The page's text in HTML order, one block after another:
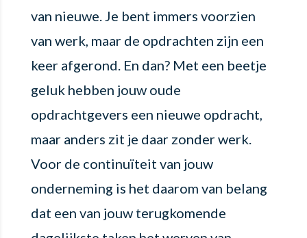
van nieuwe. Je bent immers voorzien
van werk, maar de opdrachten zijn een
keer afgerond. En dan? Met een beetje
geluk hebben jouw oude
opdrachtgevers een nieuwe opdracht,
maar anders zit je daar zonder werk.
Voor de continuïteit van jouw
onderneming is het daarom van belang
dat een van jouw terugkomende